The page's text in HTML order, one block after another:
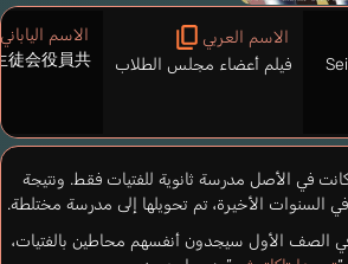
كانت في الأصل مدرسة ثانوية للفتيات فقط. ونتيجة
السنوات الأخيرة، تم تحويلها إلى مدرسة مختلطة.
في الصف الأول سيجدون أنفسهم محاطين بالفتيات،
الاسم العربي
فيلم أعضاء مجلس الطلاب
الاسم الياباني
徒会役員共